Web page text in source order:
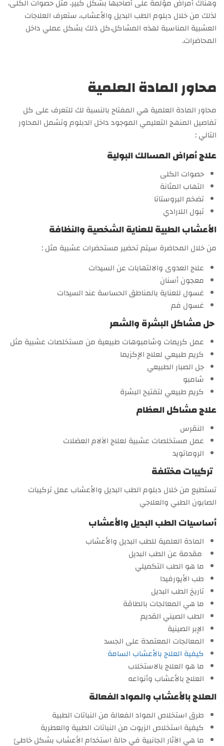
وهناك أمراض مؤلمة على أصاحبها بشكل كبير، مثل حصوات الكلى،
لذلك من خلال دبلوم الطب البديل والأعشاب، ستعرف العلاجات
العشبية المناسبة لهذه المشاكل،كل ذلك بشكل عملي داخل
المحاضرات.
محاور المادة العلمية
محاور المادة العلمية هي المفتاح بالنسبة لك للتعرف على كل
تفاصيل المنهج التعليمي الموجود داخل الدبلوم وتشمل المحاور
التالي :
علاج أمراض المسالك البولية
حصوات الكلى
التهاب المثانة
تضخم البروستاتا
تبول اللارادي
الأعشاب الطبية للعناية الشخصية والنظافة
من خلال المحاضرة سيتم تحضير مستحضرات عشبية مثل :
علاج العدوى والالتهابات عن السيدات
معجون أسنان
غسول للعناية بالمناطق الحساسة عند السيدات
غسول فم
حل مشاكل البشرة والشعر
عمل كريمات وشامبوهات طبيعية من مستخلصات عشبية مثل
كريم طبيعي لعلاج الإكزيما
جل الصبار الطبيعي
شامبو
كريم طبيعي لتفتيح البشرة
علاج مشاكل العظام
النقرس
عمل مستخلصات عشبية لعلاج الآلام العضلات
الروماتويد
تركيبات مختلفة
تستطيع من خلال دبلوم الطب البديل والأعشاب عمل تركيبات
الصابون الطبي والعلاجي
أساسيات الطب البديل والأعشاب
المادة العلمية للطب البديل والأعشاب
مقدمة عن الطب البديل
ما هو الطب التكميلي
طب الأيورفيدا
تاريخ الطب البديل
ما هي المعالجات بالطاقة
الطب الصيني القديم
الإبر الصينية
المعالجات المعتمدة على الجسد
كيفية العلاج بالأعشاب السامة
ما هو العلاج بالاستخلاب
العلاج بالأعشاب وأنواعه
العلاج بالأعشاب والمواد الفعالة
طرق استخلاص المواد الفعالة من النباتات الطبية
كيفية استخلاص الزيوت من النباتات الطبية والعطرية
ما هي الآثار الجانبية في حالة استخدام الأعشاب بشكل خاطئ